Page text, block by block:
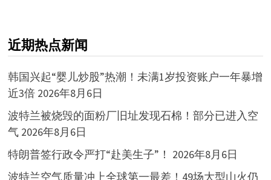
近期热点新闻
韩国兴起“婴儿炒股”热潮！未满1岁投资账户一年暴增
近3倍 2026年8月6日
波特兰被烧毁的面粉厂旧址发现石棉！部分已进入空
气 2026年8月6日
特朗普签行政令严打“赴美生子”！ 2026年8月6日
波特兰空气质量冲上全球第一最差！49场大型山火仍